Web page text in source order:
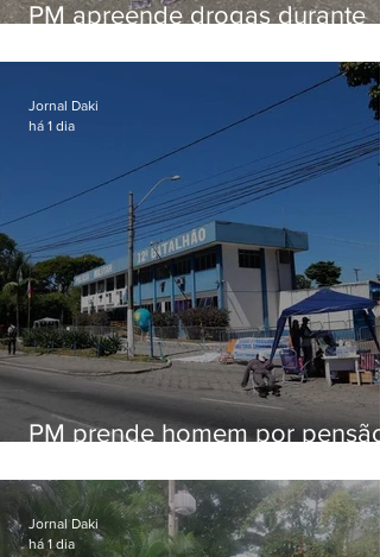
PM apreende drogas durante
PM prende homem por pensão
Jornal Daki
há 1 dia
Jornal Daki
há 1 dia